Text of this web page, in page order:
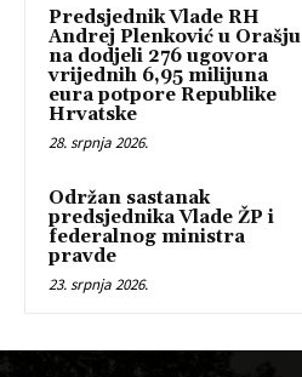
Predsjednik Vlade RH
Andrej Plenković u Orašju
na dodjeli 276 ugovora
vrijednih 6,95 milijuna
eura potpore Republike
Hrvatske
28. srpnja 2026.
Održan sastanak
predsjednika Vlade ŽP i
federalnog ministra
pravde
23. srpnja 2026.